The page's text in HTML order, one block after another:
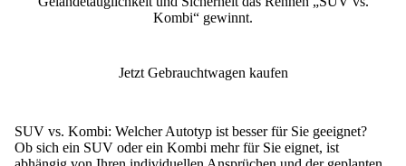
Kombi“ gewinnt.
Jetzt Gebrauchtwagen kaufen
SUV vs. Kombi: Welcher Autotyp ist besser für Sie geeignet?
Ob sich ein SUV oder ein Kombi mehr für Sie eignet, ist